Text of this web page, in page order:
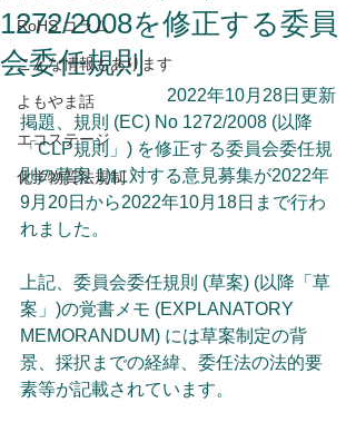
RoHS コラム
こんな情報もあります
よもやま話
エコステージ
化学物質法規制
1272/2008を修正する委員
会委任規則
2022年10月28日更新
掲題、規則 (EC) No 1272/2008 (以降
「CLP規則」) を修正する委員会委任規
則の草案 1)に対する意見募集が2022年
9月20日から2022年10月18日まで行わ
れました。
上記、委員会委任規則 (草案) (以降「草
案」)の覚書メモ (EXPLANATORY
MEMORANDUM) には草案制定の背
景、採択までの経緯、委任法の法的要
素等が記載されています。